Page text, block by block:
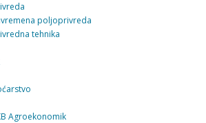
poljoprivreda
tehnika
Agroekonomik